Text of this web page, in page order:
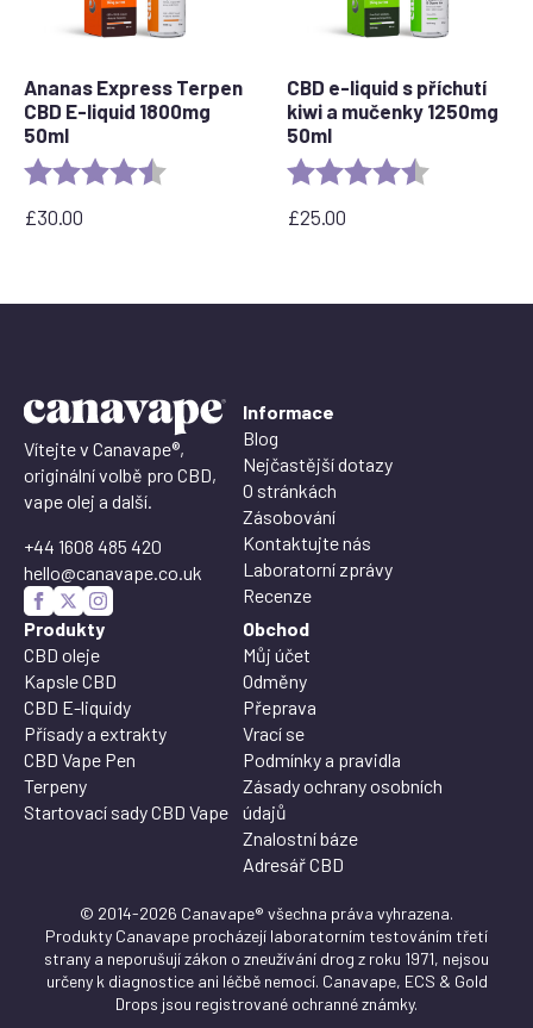
Ananas Express Terpen
CBD E-liquid 1800mg
50ml
Rating: 4.8 out of 5 stars
£30.00
CBD e-liquid s příchutí
kiwi a mučenky 1250mg
50ml
Rating: 4.5 out of 5
£25.00
Vítejte v Canavape®,
originální volbě pro CBD,
vape olej a další.
+44 1608 485 420
hello@canavape.co.uk
Informace
Blog
Nejčastější dotazy
O stránkách
Zásobování
Kontaktujte nás
Laboratorní zprávy
Recenze
Produkty
CBD oleje
Kapsle CBD
CBD E-liquidy
Přísady a extrakty
CBD Vape Pen
Terpeny
Startovací sady CBD Vape
Obchod
Můj účet
Odměny
Přeprava
Vrací se
Podmínky a pravidla
Zásady ochrany osobních
údajů
Znalostní báze
Adresář CBD
© 2014-2026 Canavape® všechna práva vyhrazena.
Produkty Canavape procházejí laboratorním testováním třetí
strany a neporušují zákon o zneužívání drog z roku 1971, nejsou
určeny k diagnostice ani léčbě nemocí. Canavape, ECS & Gold
Drops jsou registrované ochranné známky.